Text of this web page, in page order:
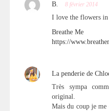
B. 8 février 2014
I love the flowers
Breathe Me
https://
La penderie de
Très sympa
original.
Mais du coup je me